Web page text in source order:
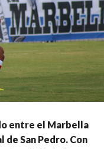
entre el Marbella
San Pedro. Con